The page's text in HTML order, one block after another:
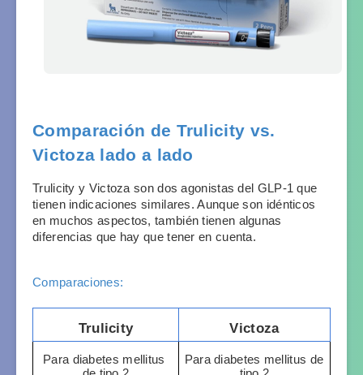
Comparación de Trulicity vs.
Victoza lado a lado
Trulicity y Victoza son dos agonistas del GLP-1 que
tienen indicaciones similares. Aunque son idénticos
en muchos aspectos, también tienen algunas
diferencias que hay que tener en cuenta.
Comparaciones:
Trulicity Victoza
Para diabetes mellitus
Para diabetes mellitus de